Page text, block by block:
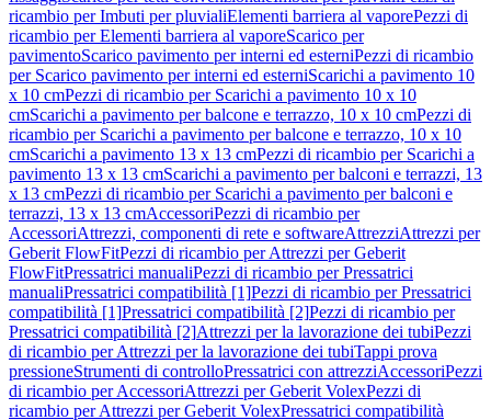
ricambio per Imbuti per pluvialiElementi barriera al vaporePezzi di
ricambio per Elementi barriera al vaporeScarico per
pavimentoScarico pavimento per interni ed esterniPezzi di ricambio
per Scarico pavimento per interni ed esterniScarichi a pavimento 10
x 10 cmPezzi di ricambio per Scarichi a pavimento 10 x 10
cmScarichi a pavimento per balcone e terrazzo, 10 x 10 cmPezzi di
ricambio per Scarichi a pavimento per balcone e terrazzo, 10 x 10
cmScarichi a pavimento 13 x 13 cmPezzi di ricambio per Scarichi a
pavimento 13 x 13 cmScarichi a pavimento per balconi e terrazzi, 13
x 13 cmPezzi di ricambio per Scarichi a pavimento per balconi e
terrazzi, 13 x 13 cmAccessoriPezzi di ricambio per
AccessoriAttrezzi, componenti di rete e softwareAttrezziAttrezzi per
Geberit FlowFitPezzi di ricambio per Attrezzi per Geberit
FlowFitPressatrici manualiPezzi di ricambio per Pressatrici
manualiPressatrici compatibilità [1]Pezzi di ricambio per Pressatrici
compatibilità [1]Pressatrici compatibilità [2]Pezzi di ricambio per
Pressatrici compatibilità [2]Attrezzi per la lavorazione dei tubiPezzi
di ricambio per Attrezzi per la lavorazione dei tubiTappi prova
pressioneStrumenti di controlloPressatrici con attrezziAccessoriPezzi
di ricambio per AccessoriAttrezzi per Geberit VolexPezzi di
ricambio per Attrezzi per Geberit VolexPressatrici compatibilità